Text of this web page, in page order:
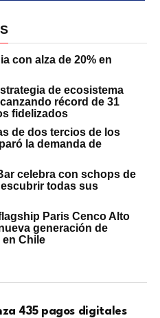
con alza de 20% en
de ecosistema
récord de 31
fidelizados
de dos tercios de los
la demanda de
celebra con schops de
todas sus
Paris Cenco Alto
generación de
Chile
435 pagos digitales